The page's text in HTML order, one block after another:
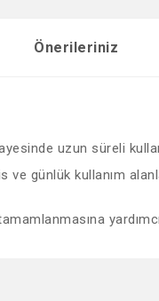
Önerileriniz
uzun süreli
günlük kullanım